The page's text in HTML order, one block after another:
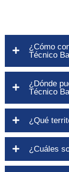
¿Cómo
Técnico
¿Dónde
Técnico
¿Qué
¿Cuáles